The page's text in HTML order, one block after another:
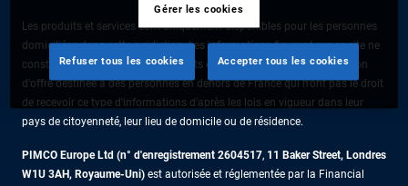
Les produits et services sont uniquement disponibles pour les personnes
domiciliées dans cette juridiction. Les informations figurant sur ce site ne
constituent pas une offre de produits ou de services ni une sollicitation
d'offre destinée à des personnes en dehors de France qui n'ont pas le droit
de recevoir ce type d'informations d'après les lois en vigueur dans leur
pays de citoyenneté, leur lieu de domicile ou de résidence.
PIMCO Europe Ltd (n° d'enregistrement 2604517, 11 Baker Street, Londres
W1U 3AH, Royaume-Uni) est autorisée et réglementée par la Financial
Gérer les cookies
Refuser tous les cookies Accepter tous les cookies